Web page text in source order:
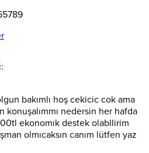
bakımlı hoş cekicic cok ama
konuşalımmı nedersin her hafda
ekonomık destek olabllirim
olmıcaksın canım lütfen yaz